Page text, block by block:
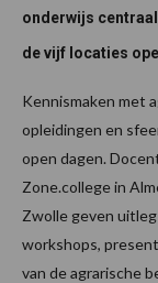
onderwijs
de vijf locaties
Kennismaken met
opleidingen en
open dagen.
Zone.college in
Zwolle geven
workshops,
van de agrarische